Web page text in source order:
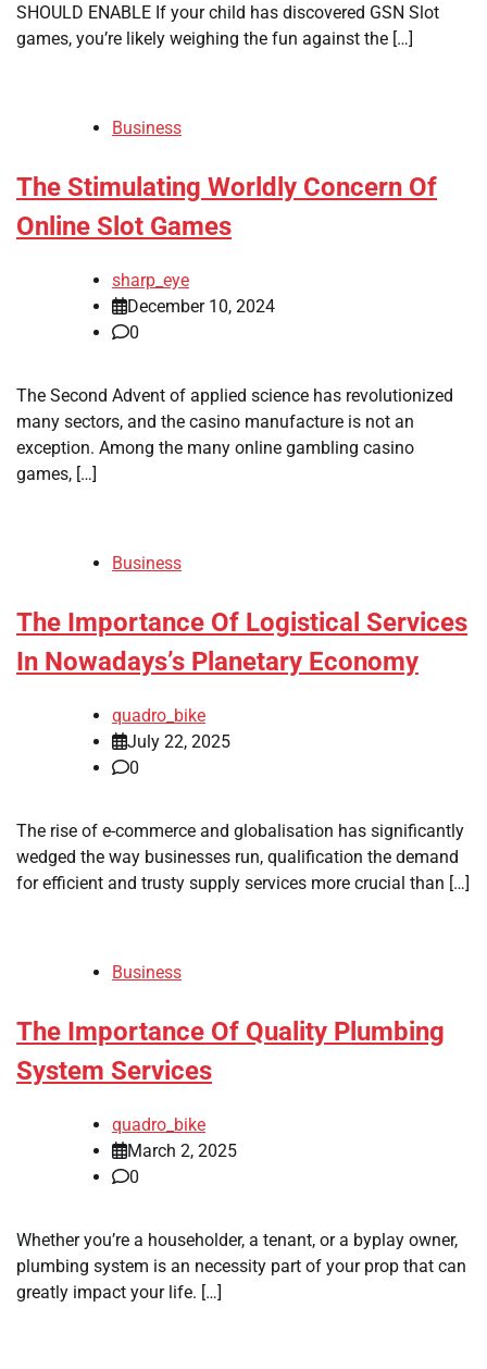
SHOULD ENABLE If your child has discovered GSN Slot
games, you’re likely weighing the fun against the […]
Business
The Stimulating Worldly Concern Of
Online Slot Games
sharp_eye
December 10, 2024
0
The Second Advent of applied science has revolutionized
many sectors, and the casino manufacture is not an
exception. Among the many online gambling casino
games, […]
Business
The Importance Of Logistical Services
In Nowadays’s Planetary Economy
quadro_bike
July 22, 2025
0
The rise of e-commerce and globalisation has significantly
wedged the way businesses run, qualification the demand
for efficient and trusty supply services more crucial than […]
Business
The Importance Of Quality Plumbing
System Services
quadro_bike
March 2, 2025
0
Whether you’re a householder, a tenant, or a byplay owner,
plumbing system is an necessity part of your prop that can
greatly impact your life. […]